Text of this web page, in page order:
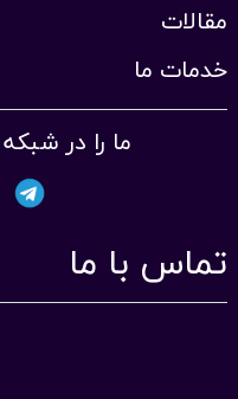
مقالات
خدمات ما
ما را در
تماس با ما